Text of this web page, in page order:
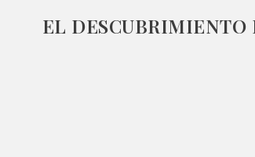
EL DESCUBRIMIENTO